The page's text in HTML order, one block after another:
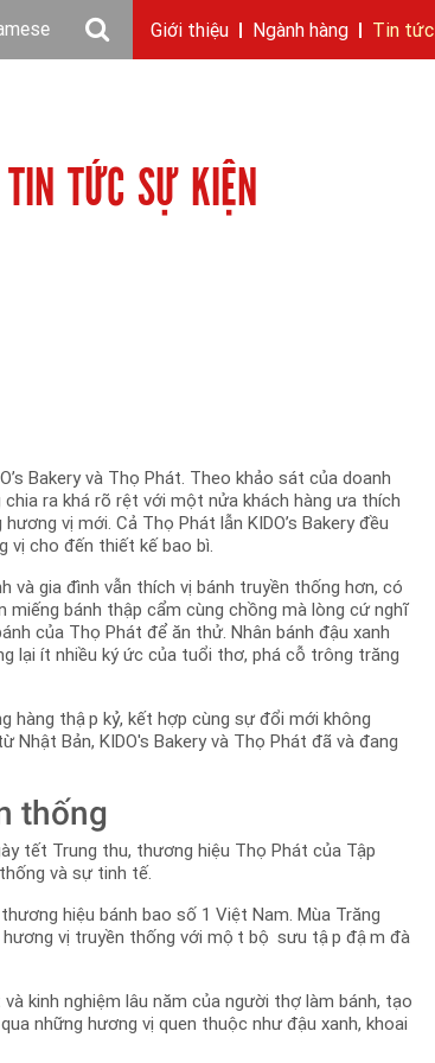
Giới thiệu Ngành hàng Tin tức
TIN TỨC SỰ KIỆN
Bakery và Thọ Phát. Theo khảo sát của doanh
chia ra khá rõ rệt với một nửa khách hàng ưa thích
vị mới. Cả Thọ Phát lẫn KIDO’s Bakery đều
vị cho đến thiết kế bao bì.
và gia đình vẫn thích vị bánh truyền thống hơn, có
miếng bánh thập cẩm cùng chồng mà lòng cứ nghĩ
của Thọ Phát để ăn thử. Nhân bánh đậu xanh
lại ít nhiều ký ức của tuổi thơ, phá cỗ trông trăng
hàng thập kỷ, kết hợp cùng sự đổi mới không
Bản, KIDO's Bakery và Thọ Phát đã và đang
thống
tết Trung thu, thương hiệu Thọ Phát của Tập
và sự tinh tế.
hiệu bánh bao số 1 Việt Nam. Mùa Trăng
hương vị truyền thống với một bộ sưu tập đậm đà
kinh nghiệm lâu năm của người thợ làm bánh, tạo
những hương vị quen thuộc như đậu xanh, khoai